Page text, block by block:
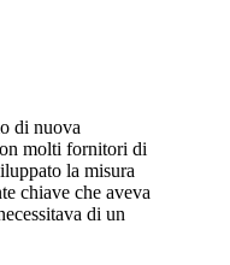
di nuova
molti fornitori di
la misura
chiave che aveva
di un